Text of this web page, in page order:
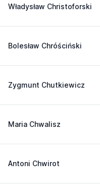
Władysław Christoforski
Bolesław Chróściński
Zygmunt Chutkiewicz
Maria Chwalisz
Antoni Chwirot